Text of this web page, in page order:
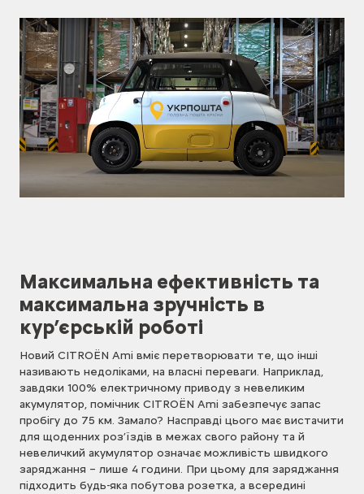
Максимальна ефективність та
максимальна зручність в
кур’єрській роботі
Новий CITROЁN Ami вміє перетворювати те, що інші
називають недоліками, на власні переваги. Наприклад,
завдяки 100% електричному приводу з невеликим
акумулятор, помічник CITROЁN Ami забезпечує запас
пробігу до 75 км. Замало? Насправді цього має вистачити
для щоденних роз’їздів в межах свого району та й
невеличкий акумулятор означає можливість швидкого
заряджання – лише 4 години. При цьому для заряджання
підходить будь-яка побутова розетка, а всередині